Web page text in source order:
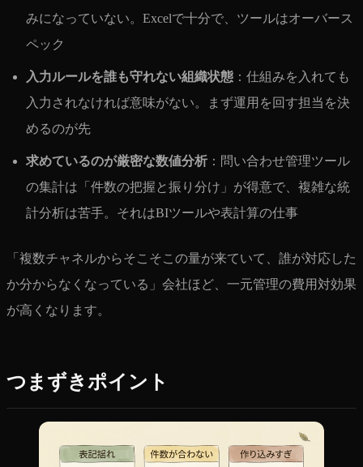
みになっていない。Excelで十分で、ツールはオーバース
ペック
入力ルールを誰も守れない組織状態 ：仕組みを入れても
入力されなければ意味がない。まず運用を回す担当を決
めるのが先
求めているのが厳密な数値分析 ：問い合わせ管理ツール
の集計は「件数の把握と振り分け」が得意で、複雑な統
計分析は苦手。それはBIツールや表計算の仕事
「複数チャネルからそこそこの量が来ていて、誰が対応した
か分からなくなっている」会社ほど、一元管理の費用対効果
が高くなります。
つまずきポイント